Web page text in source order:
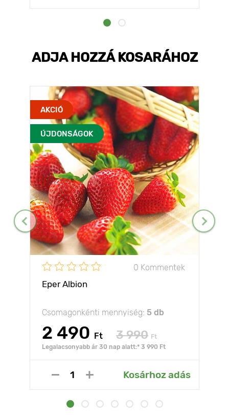
ADJA HOZZÁ KOSARÁHOZ
AKCIÓ
ÚJDONSÁGOK
0 Kommentek
Eper Albion
Csomagonkénti mennyiség: 5 db
2 490 Ft 3 990 Ft
Legalacsonyabb ár 30 nap alatt:* 3 990 Ft
Kosárhoz adás